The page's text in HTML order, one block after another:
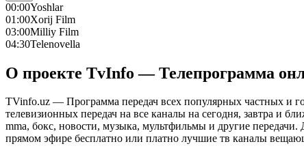
00:00Yoshlar
01:00Xorij Film
03:00Milliy Film
04:30Telenovella
О проекте TvInfo — Телепрограмма
TVinfo.uz — Программа передач всех популярных частных и
телевизионных передач на все каналы на сегодня, завтра и
mma, бокс, новости, музыка, мультфильмы и другие передачи.
прямом эфире бесплатно или платно лучшие тв каналы